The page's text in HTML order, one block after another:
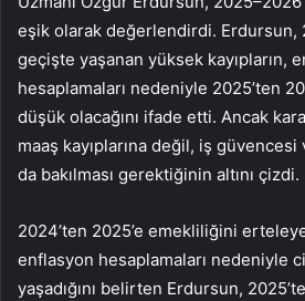
eşik olarak değerlendirdi. Erdursun,
geçişte yaşanan yüksek kayıpların,
hesaplamaları nedeniyle 2025’ten
düşük olacağını ifade etti. Ancak
maaş kayıplarına değil, iş güvencesi
da bakılması gerektiğinin altını çizdi.
2024’ten 2025’e emekliliğini
enflasyon hesaplamaları nede­niyle
yaşadığını belirten Erdursun,